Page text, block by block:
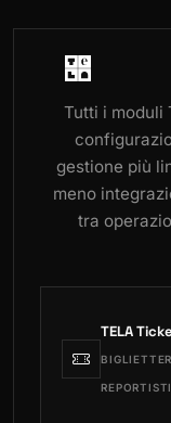
Tutti i moduli
gestione più
meno
tra
TELA